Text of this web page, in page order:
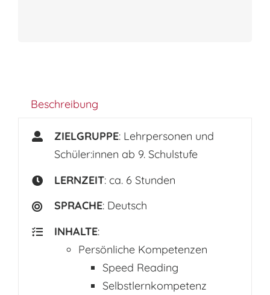
Beschreibung
ZIELGRUPPE: Lehrpersonen und
Schüler:innen ab 9. Schulstufe
LERNZEIT: ca. 6 Stunden
SPRACHE: Deutsch
INHALTE:
Persönliche Kompetenzen
Speed Reading
Selbstlernkompetenz